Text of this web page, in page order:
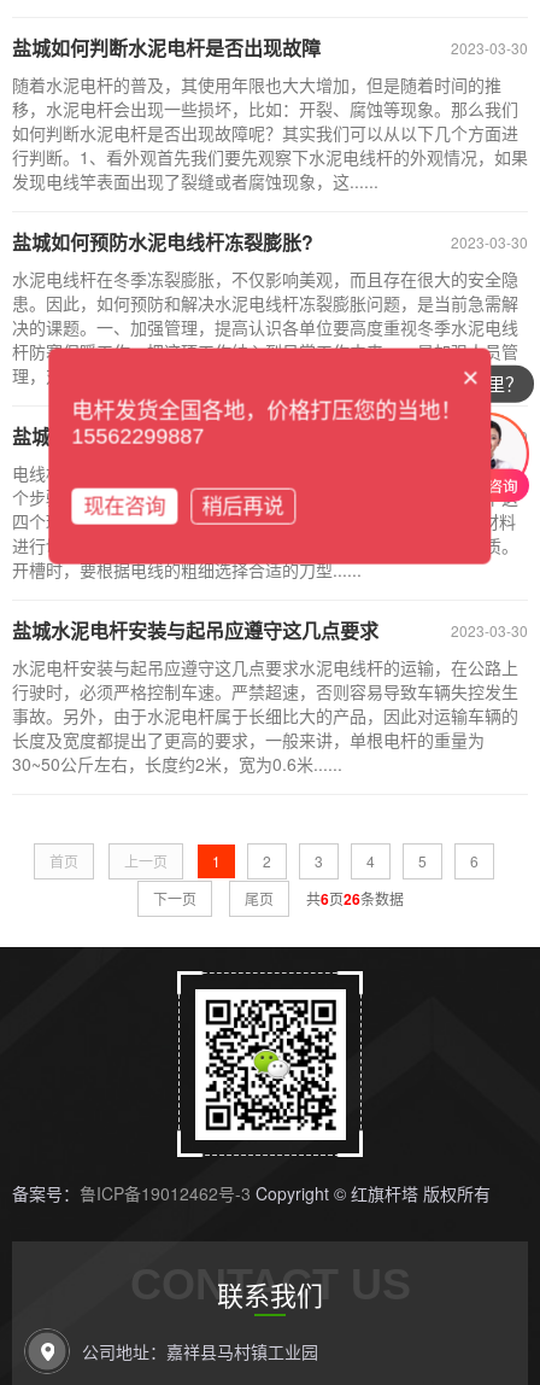
2023-03-30
盐城如何判断水泥电杆是否出现故障
随着水泥电杆的普及，其使用年限也大大增加，但是随着时间的推
移，水泥电杆会出现一些损坏，比如：开裂、腐蚀等现象。那么我们
如何判断水泥电杆是否出现故障呢？其实我们可以从以下几个方面进
行判断。1、看外观首先我们要先观察下水泥电线杆的外观情况，如果
发现电线竿表面出现了裂缝或者腐蚀现象，这......
2023-03-30
盐城如何预防水泥电线杆冻裂膨胀?
水泥电线杆在冬季冻裂膨胀，不仅影响美观，而且存在很大的安全隐
患。因此，如何预防和解决水泥电线杆冻裂膨胀问题，是当前急需解
决的课题。一、加强管理，提高认识各单位要高度重视冬季水泥电线
杆防寒保暖工作，把这项工作纳入到日常工作中来。一是加强人员管
理，对相关人员进行安全培训教育，增强其安......
2023-03-30
盐城电线杆生产全过程及注意事项
电线杆生产全过程：电线杆生产过程分为下料、绕制、焊接和打磨四
个步骤，每个步骤都有相应的注意事项，下面小编为大家讲解一下这
四个环节的要点。一、电线杆下料1.根据客户图纸的要求，将原材料
进行切割或开槽处理。在切割过程中，要保证材料表面干净无杂质。
开槽时，要根据电线的粗细选择合适的刀型......
2023-03-30
盐城水泥电杆安装与起吊应遵守这几点要求
水泥电杆安装与起吊应遵守这几点要求水泥电线杆的运输，在公路上
行驶时，必须严格控制车速。严禁超速，否则容易导致车辆失控发生
事故。另外，由于水泥电杆属于长细比大的产品，因此对运输车辆的
长度及宽度都提出了更高的要求，一般来讲，单根电杆的重量为
30~50公斤左右，长度约2米，宽为0.6米......
首页 上一页 1 2 3 4 5
6
下一页
尾页 共6页26条数据
备案号： 鲁ICP备19012462号-3 Copyright © 红旗杆塔 版权所有
CONTACT US
联系我们
公司地址：嘉祥县马村镇工业园
你们公司在哪里？
×
电杆发货全国各地，价格打压您的当地！
15562299887
现在咨询 稍后再说